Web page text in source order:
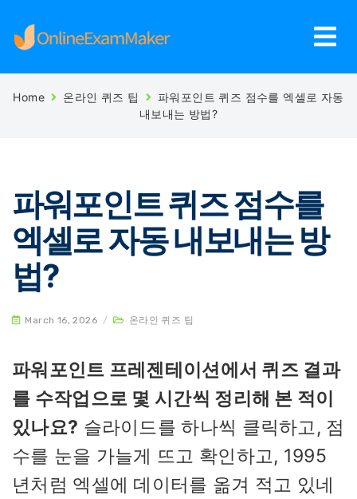
Home 온라인 퀴즈 팁
파워포인트 퀴즈 점수를 엑셀로 자동
내보내는 방법?
파워포인트 퀴즈 점수를
엑셀로 자동 내보내는 방
법?
March 16, 2026 / 온라인 퀴즈 팁
파워포인트 프레젠테이션에서 퀴즈 결과
를 수작업으로 몇 시간씩 정리해 본 적이
있나요? 슬라이드를 하나씩 클릭하고, 점
수를 눈을 가늘게 뜨고 확인하고, 1995
년처럼 엑셀에 데이터를 옮겨 적고 있네